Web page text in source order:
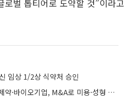
로벌 톱티어로 도약할 것”이라고
임상 1/2상 식약처 승인
K톡신 ‘최대실적’…제약·바이오기업, M&A로 미용·성형 시장 진출